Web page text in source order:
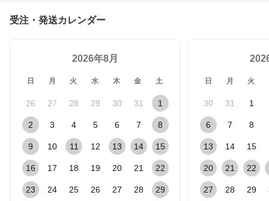
受注・発送カレンダー
2026年8月
日 月 火 水 木 金 土
26 27 28 29 30 31 1
2 3 4 5 6 7 8
9 10 11 12 13 14 15
16 17 18 19 20 21 22
23 24 25 26 27 28 29
日 月 火
30 31 1
6 7 8
13 14 15
20 21 22
27 28 29